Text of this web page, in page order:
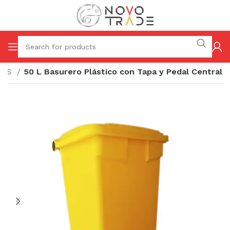
50 L Basurero Plástico con Tapa y Pedal Central